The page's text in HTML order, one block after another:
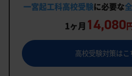
一宮起工科高校受験に必要な
1ヶ月 14,080
高校受験対策はこ